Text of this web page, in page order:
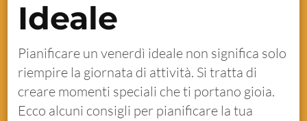
Ideale
Pianificare un venerdì ideale non significa solo
riempire la giornata di attività. Si tratta di
creare momenti speciali che ti portano gioia.
Ecco alcuni consigli per pianificare la tua